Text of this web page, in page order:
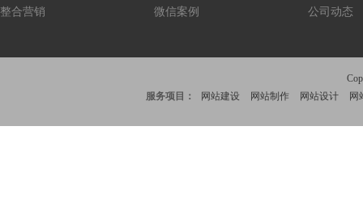
整合营销
微信案例
公司动态
服务项目：
网站建设 网站制作 网站设计 网